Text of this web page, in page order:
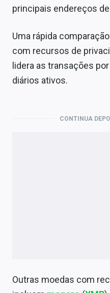
principais endereços
Uma rápida
com recursos de
lidera as transações
diários ativos.
CONTINUA
Outras moedas com